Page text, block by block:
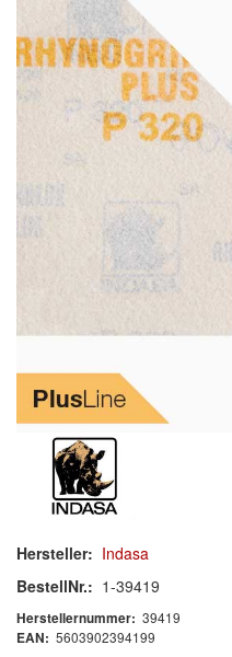
Schleif-Handpads
Zubehör/Hilfsmittel
Kleben & Beschichten
Abdecken
Spachteln
Lackieren
Werkzeug & Maschinen
Reinigen
Arbeitsschutz
Luftfilter
Mischfarben
Restposten
Hersteller: Indasa
BestellNr.: 1-39419
Herstellernummer: 39419
EAN: 5603902394199